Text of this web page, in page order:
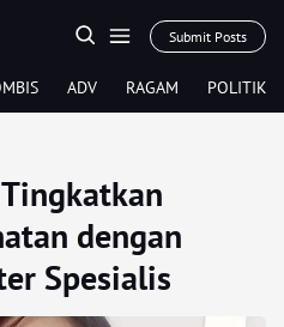
Submit Posts
ADV RAGAM POLITIK
dengan
Spesialis